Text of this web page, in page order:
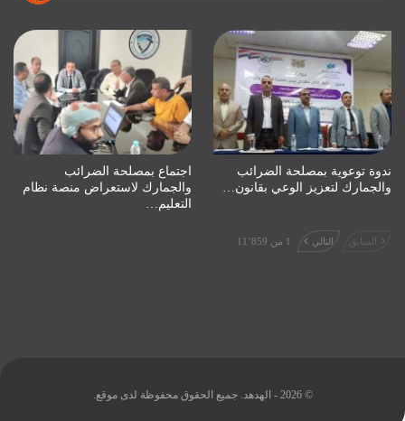
ندوة توعوية بمصلحة الضرائب
والجمارك لتعزيز الوعي بقانون…
اجتماع بمصلحة الضرائب
والجمارك لاستعراض منصة نظام
التعليم…
السابق التالي 1 من 11٬859
© 2026 - الهدهد. جميع الحقوق محفوظة لدى موقع.